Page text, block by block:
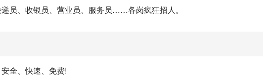
员、收银员、营业员、服务员……各岗疯狂招人。
全、快速、免费!